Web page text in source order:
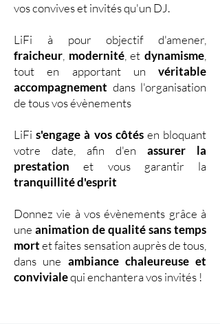
vos convives et invités qu'un DJ.
LiFi à pour objectif d'amener,
fraicheur modernité, etdynamisme
tout en apportant un véritable
accompagnement dans l'organisation
de tous vos évènements
LiFis'engage à vos côtésen bloquant
votre date, afin d'en assurer la
prestationet vous garantir la
tranquillité d'esprit
Donnez vie à vos évènements grâce à
une animation de qualité sans temps
mortet faites sensation auprès de tous,
dans une ambiance chaleureuse et
convivialequi enchantera vos invités !